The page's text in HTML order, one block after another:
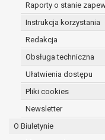
Raporty o stanie
Instrukcja korzystania
Redakcja
Obsługa techniczna
Ułatwienia dostępu
Pliki cookies
Newsletter
O Biuletynie